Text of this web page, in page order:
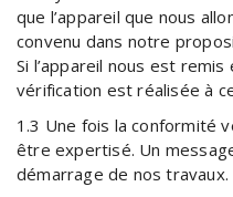
que l’appareil que nous
convenu dans notre
Si l’appareil nous est
vérification est réalisée à
1.3 Une fois la conformité
être expertisé. Un
démarrage de nos travaux.